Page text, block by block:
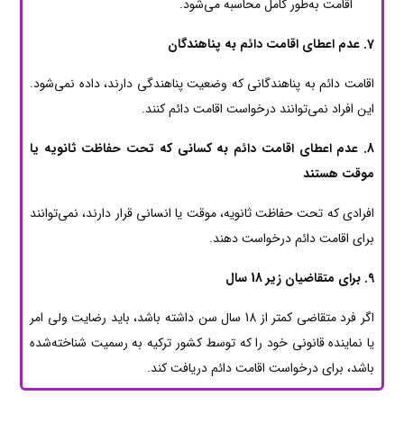
اقامت به‌طور کامل محاسبه می‌شود.
7. عدم اعطای اقامت دائم به پناهندگان
اقامت دائم به پناهندگانی که وضعیت پناهندگی دارند، داده نمی‌شود.
این افراد نمی‌توانند درخواست اقامت دائم کنند.
8. عدم اعطای اقامت دائم به کسانی که تحت حفاظت ثانویه یا
موقت هستند
افرادی که تحت حفاظت ثانویه، موقت یا انسانی قرار دارند، نمی‌توانند
برای اقامت دائم درخواست دهند.
9. برای متقاضیان زیر 18 سال
اگر فرد متقاضی کمتر از 18 سال سن داشته باشد، باید رضایت ولی امر
یا نماینده قانونی خود را که توسط کشور ترکیه به رسمیت شناخته‌شده
باشد، برای درخواست اقامت دائم دریافت کند.